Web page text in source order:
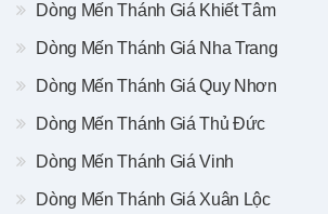
Dòng Mến Thánh Giá Khiết Tâm
Dòng Mến Thánh Giá Nha Trang
Dòng Mến Thánh Giá Quy Nhơn
Dòng Mến Thánh Giá Thủ Đức
Dòng Mến Thánh Giá Vinh
Dòng Mến Thánh Giá Xuân Lộc